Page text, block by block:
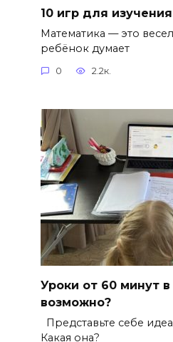
10 игр для
Математика — это
ребёнок думает
0 2.2к.
Уроки от 60 минут
возможно?
Представьте себе
Какая она?